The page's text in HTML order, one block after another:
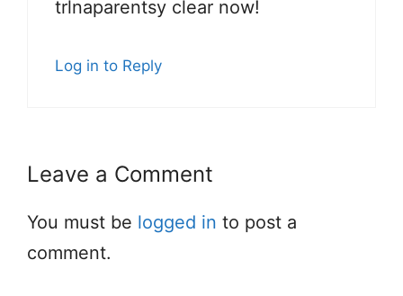
trlnaparentsy clear now!
Log in to Reply
Leave a Comment
You must be logged in to post a
comment.